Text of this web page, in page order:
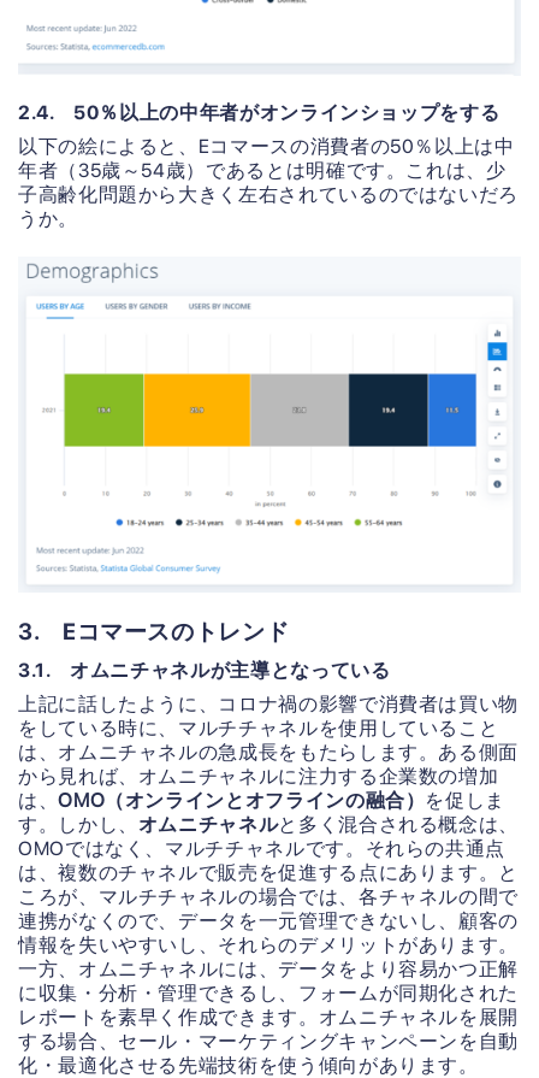
2.4. 50％以上の中年者がオンラインショップをする
以下の絵によると、Eコマースの消費者の50％以上は中
年者（35歳～54歳）であるとは明確です。これは、少
子高齢化問題から大きく左右されているのではないだろ
うか。
3. Eコマースのトレンド
3.1. オムニチャネルが主導となっている
上記に話したように、コロナ禍の影響で消費者は買い物
をしている時に、マルチチャネルを使用していること
は、オムニチャネルの急成長をもたらします。ある側面
から見れば、オムニチャネルに注力する企業数の増加
は、OMO（オンラインとオフラインの融合） を促しま
す。しかし、 オムニチャネルと多く混合される概念は、
OMOではなく、マルチチャネルです。それらの共通点
は、複数のチャネルで販売を促進する点にあります。と
ころが、マルチチャネルの場合では、各チャネルの間で
連携がなくので、データを一元管理できないし、顧客の
情報を失いやすいし、それらのデメリットがあります。
一方、オムニチャネルには、データをより容易かつ正解
に収集・分析・管理できるし、フォームが同期化された
レポートを素早く作成できます。オムニチャネルを展開
する場合、セール・マーケティングキャンペーンを自動
化・最適化させる先端技術を使う傾向があります。